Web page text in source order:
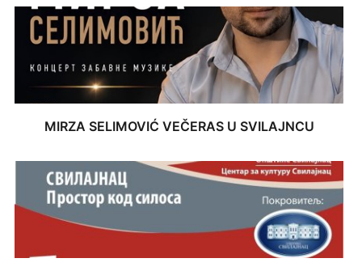
MIRZA SELIMOVIĆ VEČERAS U SVILAJNCU